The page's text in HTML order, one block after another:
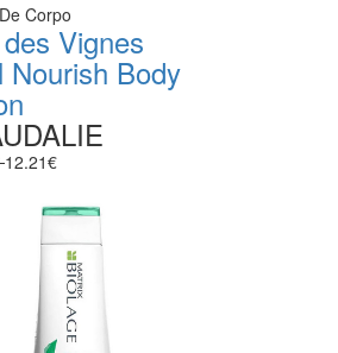
Corpo
Vignes
Nourish Body
12.21€